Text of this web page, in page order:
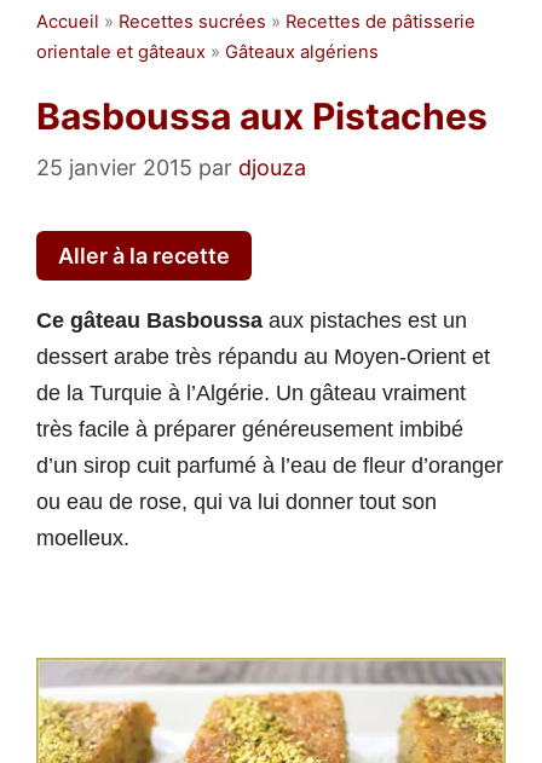
Accueil » Recettes sucrées » Recettes de pâtisserie
orientale et gâteaux » Gâteaux algériens
Basboussa aux Pistaches
25 janvier 2015 par djouza
Aller à la recette
Ce gâteau Basboussa aux pistaches est un
dessert arabe très répandu au Moyen-Orient et
de la Turquie à l’Algérie. Un gâteau vraiment
très facile à préparer généreusement imbibé
d’un sirop cuit parfumé à l’eau de fleur d’oranger
ou eau de rose, qui va lui donner tout son
moelleux.